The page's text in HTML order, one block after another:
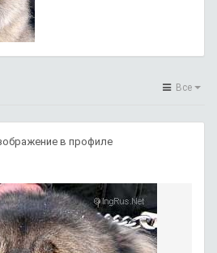
Все
в профиле